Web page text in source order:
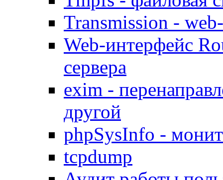
Transmission -
Web-интерфейс
сервера
exim -
другой
phpSysInfo -
tcpdump